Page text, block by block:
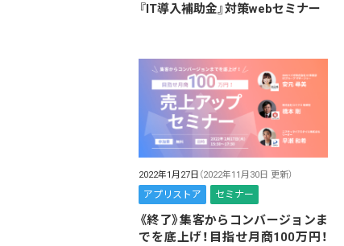
『IT導入補助金』対策webセミナー
2022年1月27日 （2022年11月30日 更新）
アプリストア セミナー
《終了》集客からコンバージョンま
でを底上げ！目指せ月商100万円！